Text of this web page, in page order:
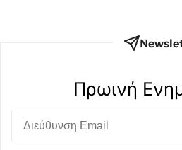
Πρωινή